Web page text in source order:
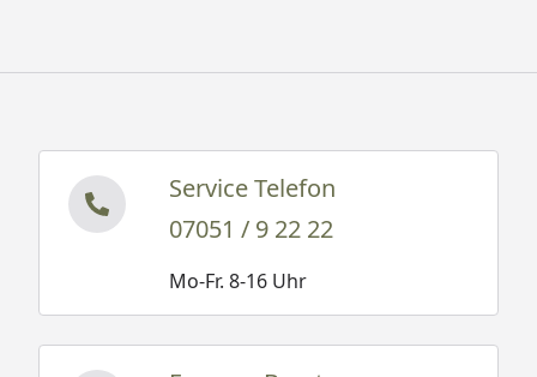
Service Telefon
07051 / 9 22 22
Mo-Fr. 8-16 Uhr